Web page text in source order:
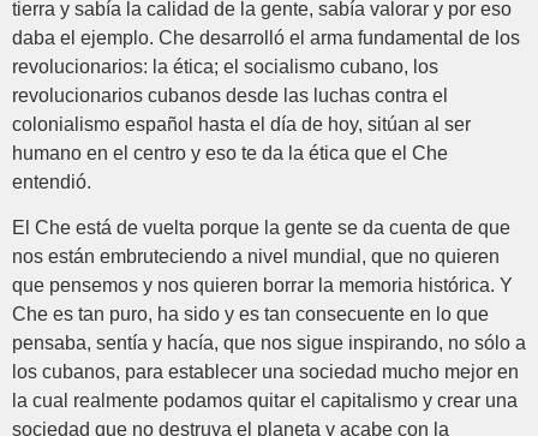
tierra y sabía la calidad de la gente, sabía valorar y por eso
daba el ejemplo. Che desarrolló el arma fundamental de los
revolucionarios: la ética; el socialismo cubano, los
revolucionarios cubanos desde las luchas contra el
colonialismo español hasta el día de hoy, sitúan al ser
humano en el centro y eso te da la ética que el Che
entendió.
El Che está de vuelta porque la gente se da cuenta de que
nos están embruteciendo a nivel mundial, que no quieren
que pensemos y nos quieren borrar la memoria histórica. Y
Che es tan puro, ha sido y es tan consecuente en lo que
pensaba, sentía y hacía, que nos sigue inspirando, no sólo a
los cubanos, para establecer una sociedad mucho mejor en
la cual realmente podamos quitar el capitalismo y crear una
sociedad que no destruya el planeta y acabe con la